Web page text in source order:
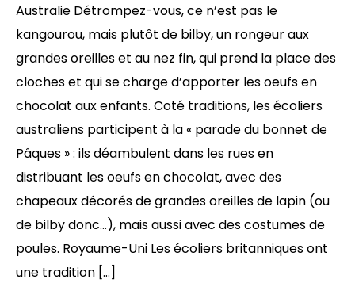
Australie Détrompez-vous, ce n’est pas le
kangourou, mais plutôt de bilby, un rongeur aux
grandes oreilles et au nez fin, qui prend la place des
cloches et qui se charge d’apporter les oeufs en
chocolat aux enfants. Coté traditions, les écoliers
australiens participent à la « parade du bonnet de
Pâques » : ils déambulent dans les rues en
distribuant les oeufs en chocolat, avec des
chapeaux décorés de grandes oreilles de lapin (ou
de bilby donc…), mais aussi avec des costumes de
poules. Royaume-Uni Les écoliers britanniques ont
une tradition […]